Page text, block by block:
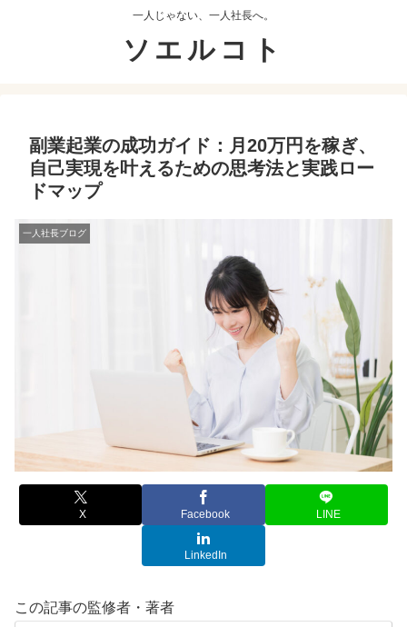
一人じゃない、一人社長へ。
ソエルコト
副業起業の成功ガイド：月20万円を稼ぎ、
自己実現を叶えるための思考法と実践ロー
ドマップ
一人社長ブログ
X Facebook LINE
LinkedIn
この記事の監修者・著者